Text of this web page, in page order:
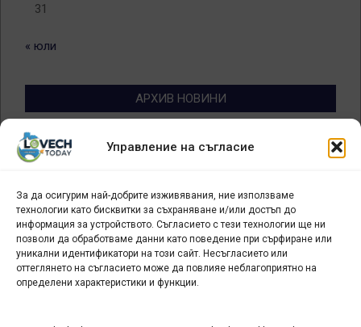
Управление на съгласие
За да осигурим най-добрите изживявания, ние използваме
технологии като бисквитки за съхраняване и/или достъп до
информация за устройството. Съгласието с тези технологии ще ни
позволи да обработваме данни като поведение при сърфиране или
уникални идентификатори на този сайт. Несъгласието или
оттеглянето на съгласието може да повлияе неблагоприятно на
определени характеристики и функции.
31
« юли
АРХИВ НОВИНИ
Архив
новини
БИЗНЕС
Арт галерия "Мостове" – магазин за изкуство
СЕВЕРОЗАПАДА ИНФОРМАЦИОНЕН БИЗНЕС
ТУРИСТИЧЕСКИ КЛЪСТЕР